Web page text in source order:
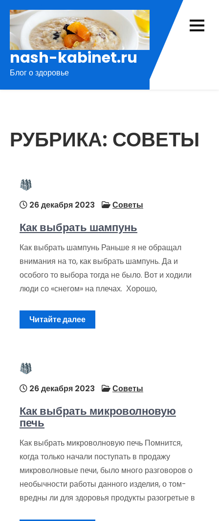
содержимому
nash-kabinet.ru
Блог о здоровье
РУБРИКА: СОВЕТЫ
26 декабря 2023 Советы
Как выбрать шампунь
Как выбрать шампунь Раньше я не обращал
внимания на то, как выбрать шампунь. Да и
особого то выбора тогда не было. Вот и ходили
люди со «снегом» на плечах. Хорошо,
Читайте далее
26 декабря 2023 Советы
Как выбрать микроволновую
печь
Как выбрать микроволновую печь Помнится,
когда только начали поступать в продажу
микроволновые печи, было много разговоров о
необычности работы данного изделия, о том-
вредны ли для здоровья продукты разогретые в